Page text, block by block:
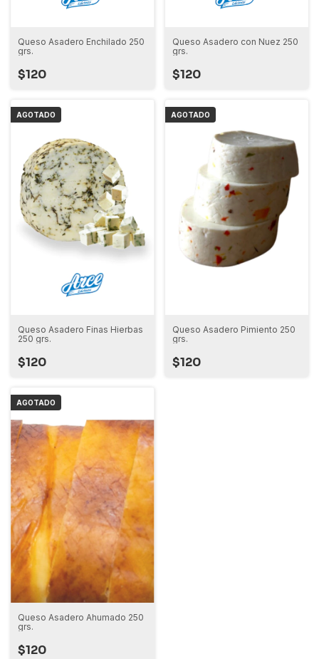
Queso Asadero Enchilado 250
grs.
$120
Queso Asadero con Nuez 250
grs.
$120
AGOTADO
Queso Asadero Finas Hierbas
250 grs.
$120
AGOTADO
Queso Asadero Pimiento 250
grs.
$120
AGOTADO
Queso Asadero Ahumado 250
grs.
$120